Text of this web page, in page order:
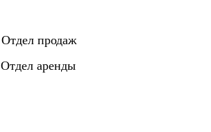
Отдел продаж
Отдел аренды